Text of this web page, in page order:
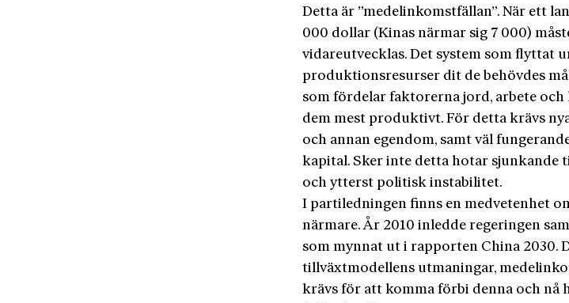
Detta är ”medelinkomstfällan”. När ett
000 dollar (Kinas närmar sig 7 000)
vidareutvecklas. Det system som flyttat
produktionsresurser dit de behövdes
som fördelar faktorerna jord, arbete
dem mest produktivt. För detta krävs
och annan egendom, samt väl
kapital. Sker inte detta hotar sjunkande
och ytterst politisk instabilitet.
I partiledningen finns en medvetenhet
närmare. År 2010 inledde regeringen
som mynnat ut i rapporten China 2030.
tillväxtmodellens utmaningar,
krävs för att komma förbi denna och nå